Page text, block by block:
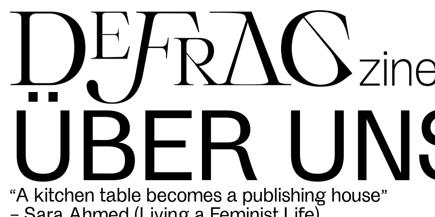
Skip
content
ÜBER
“A kitchen table becomes a publishing house”